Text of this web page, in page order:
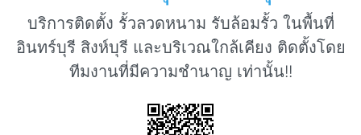
บริการติดตั้ง รั้วลวดหนาม รับล้อมรั้ว ในพื้นที่
อินทร์บุรี สิงห์บุรี และบริเวณใกล้เคียง ติดตั้งโดย
ทีมงานที่มีความชำนาญ เท่านั้น!!